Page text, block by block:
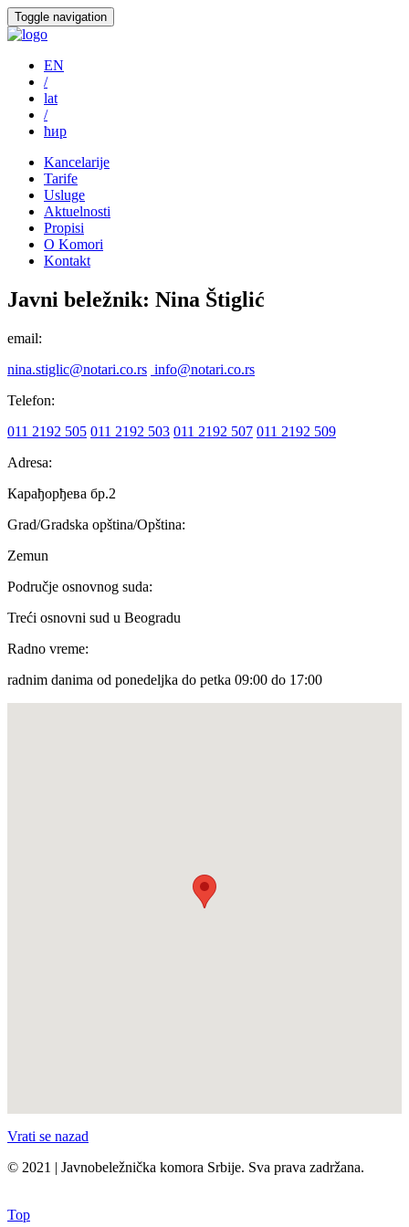
Toggle navigation
EN
/
lat
/
ћир
Kancelarije
Tarife
Usluge
Aktuelnosti
Propisi
O Komori
Kontakt
Javni beležnik: Nina Štiglić
email:
nina.stiglic@notari.co.rs info@notari.co.rs
Telefon:
011 2192 505 011 2192 503 011 2192 507 011 2192 509
Adresa:
Карађорђева бр.2
Grad/Gradska opština/Opština:
Zemun
Područje osnovnog suda:
Treći osnovni sud u Beogradu
Radno vreme:
radnim danima od ponedeljka do petka 09:00 do 17:00
Vrati se nazad
© 2021 | Javnobeležnička komora Srbije. Sva prava zadržana.
Top